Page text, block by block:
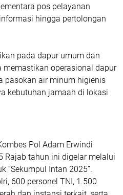
pos pelayanan
hingga pertolongan
pada dapur umum dan
operasional dapur
pasokan air minum higienis
kebutuhan jamaah di lokasi
Pol Adam Erwindi
Rajab tahun ini digelar melalui
“Sekumpul Intan 2025”.
600 personel TNI, 1.500